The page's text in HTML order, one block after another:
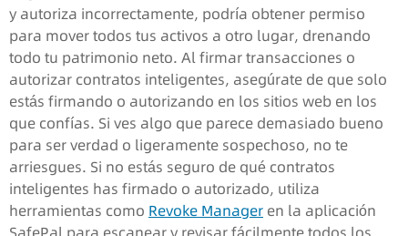
y autoriza incorrectamente, podría obtener permiso
para mover todos tus activos a otro lugar, drenando
todo tu patrimonio neto. Al firmar transacciones o
autorizar contratos inteligentes, asegúrate de que solo
estás firmando o autorizando en los sitios web en los
que confías. Si ves algo que parece demasiado bueno
para ser verdad o ligeramente sospechoso, no te
arriesgues. Si no estás seguro de qué contratos
inteligentes has firmado o autorizado, utiliza
herramientas como Revoke Manager en la aplicación